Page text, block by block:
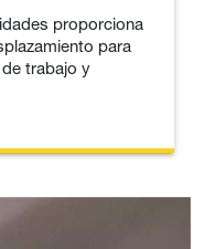
proporciona
para
trabajo y